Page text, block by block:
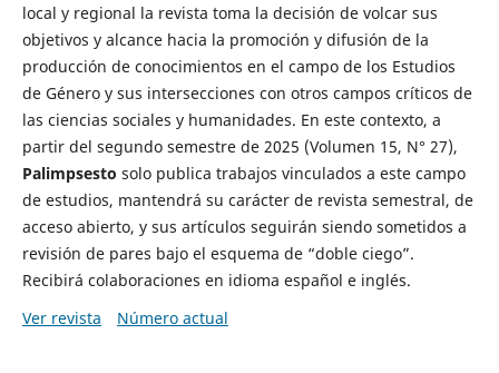
local y regional la revista toma la decisión de volcar sus
objetivos y alcance hacia la promoción y difusión de la
producción de conocimientos en el campo de los Estudios
de Género y sus intersecciones con otros campos críticos de
las ciencias sociales y humanidades. En este contexto, a
partir del segundo semestre de 2025 (Volumen 15, N° 27),
Palimpsesto solo publica trabajos vinculados a este campo
de estudios, mantendrá su carácter de revista semestral, de
acceso abierto, y sus artículos seguirán siendo sometidos a
revisión de pares bajo el esquema de “doble ciego”.
Recibirá colaboraciones en idioma español e inglés.
Ver revista
Número actual